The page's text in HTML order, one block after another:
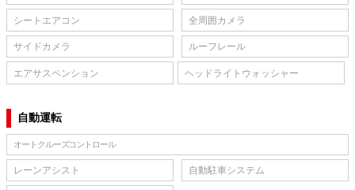
シートエアコン 全周囲カメラ
サイドカメラ ルーフレール
エアサスペンション ヘッドライトウォッシャー
自動運転
オートクルーズコントロール
レーンアシスト 自動駐車システム